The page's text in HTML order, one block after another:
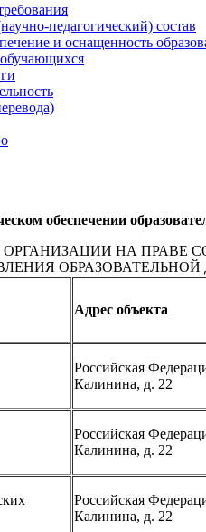
педагогический) состав
и оснащенность
обеспечении
ОРГАНИЗАЦИИ НА
ОБРАЗОВАТЕЛЬНОЙ
Адрес объекта
Российская
Калинина, д. 22
Российская
Калинина, д. 22
Российская
Калинина, д. 22